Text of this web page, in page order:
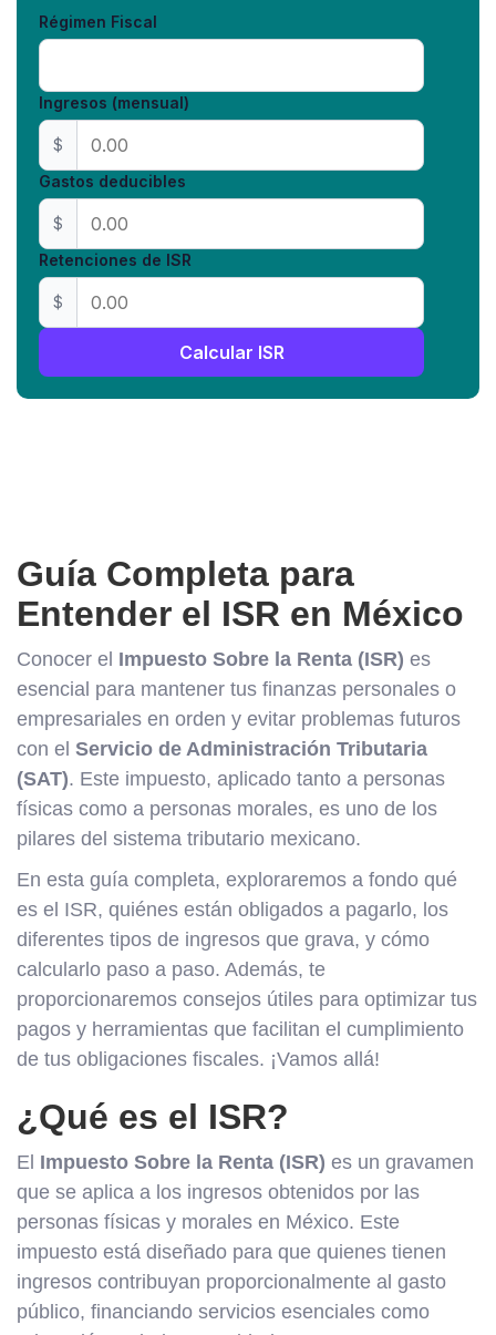
Explore nossa plataforma
Régimen Fiscal
Ingresos (mensual)
$
Gastos deducibles
$
Retenciones de ISR
$
Calcular ISR
Guía Completa para
Entender el ISR en México
Conocer el Impuesto Sobre la Renta (ISR) es
esencial para mantener tus finanzas personales o
empresariales en orden y evitar problemas futuros
con el Servicio de Administración Tributaria
(SAT). Este impuesto, aplicado tanto a personas
físicas como a personas morales, es uno de los
pilares del sistema tributario mexicano.
En esta guía completa, exploraremos a fondo qué
es el ISR, quiénes están obligados a pagarlo, los
diferentes tipos de ingresos que grava, y cómo
calcularlo paso a paso. Además, te
proporcionaremos consejos útiles para optimizar tus
pagos y herramientas que facilitan el cumplimiento
de tus obligaciones fiscales. ¡Vamos allá!
¿Qué es el ISR?
El Impuesto Sobre la Renta (ISR) es un gravamen
que se aplica a los ingresos obtenidos por las
personas físicas y morales en México. Este
impuesto está diseñado para que quienes tienen
ingresos contribuyan proporcionalmente al gasto
público, financiando servicios esenciales como